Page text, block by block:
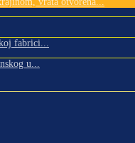
fabrici...
u...